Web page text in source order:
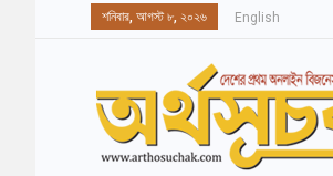
শনিবার, আগস্ট ৮, ২০২৬ English